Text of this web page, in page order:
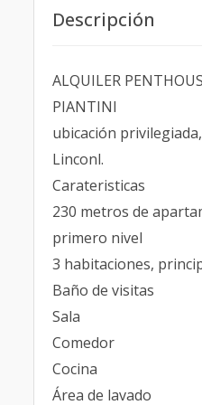
Descripción
ALQUILER
PIANTINI
ubicación
Linconl.
Carateristicas
230 metros de
primero nivel
3 habitaciones,
Baño de visitas
Sala
Comedor
Cocina
Área de lavado